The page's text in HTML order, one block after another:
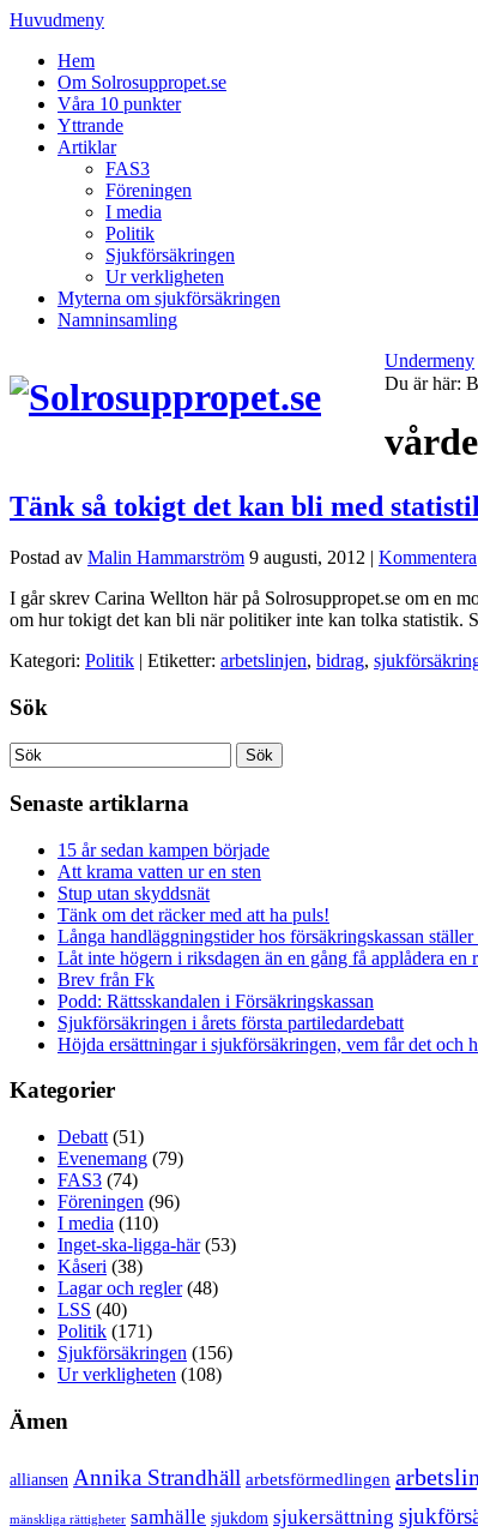
Huvudmeny
Hem
Om Solrosuppropet.se
Våra 10 punkter
Yttrande
Artiklar
FAS3
Föreningen
I media
Politik
Sjukförsäkringen
Ur verkligheten
Myterna om sjukförsäkringen
Namninsamling
Undermeny
Du är här:
Tänk så tokigt det kan bli med
Postad av Malin Hammarström 9 augusti, 2012 | Kommentera
I går skrev Carina Wellton här på Solrosuppropet.se om en
om hur tokigt det kan bli när politiker inte kan tolka statistik.
Kategori: Politik | Etiketter: arbetslinjen, bidrag,
Sök
Senaste artiklarna
15 år sedan kampen började
Att krama vatten ur en sten
Stup utan skyddsnät
Tänk om det räcker med att ha puls!
Långa handläggningstider hos försäkringskassan
Låt inte högern i riksdagen än en gång få applådera en
Brev från Fk
Podd: Rättsskandalen i Försäkringskassan
Sjukförsäkringen i årets första partiledardebatt
Höjda ersättningar i sjukförsäkringen, vem får det och
Kategorier
Debatt (51)
Evenemang (79)
FAS3 (74)
Föreningen (96)
I media (110)
Inget-ska-ligga-här(53)
Kåseri (38)
Lagar och regler(48)
LSS (40)
Politik (171)
Sjukförsäkringen (156)
Ur verkligheten (108)
Ämen
alliansen Annika Strandhäll arbetsförmedlingen
mänskliga rättigheter samhälle sjukdom sjukersättning